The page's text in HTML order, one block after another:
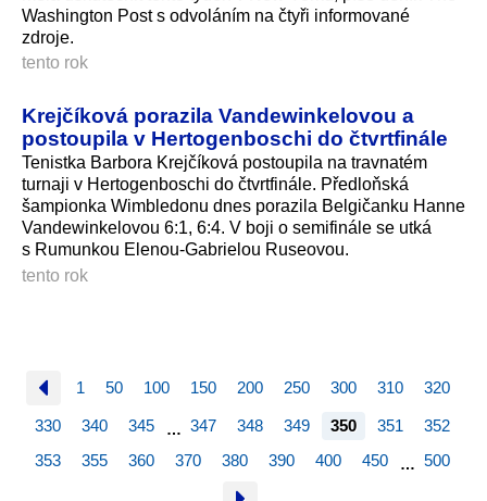
Washington Post s odvoláním na čtyři informované
zdroje.
tento rok
Krejčíková porazila Vandewinkelovou a
postoupila v Hertogenboschi do čtvrtfinále
Tenistka Barbora Krejčíková postoupila na travnatém
turnaji v Hertogenboschi do čtvrtfinále. Předloňská
šampionka Wimbledonu dnes porazila Belgičanku Hanne
Vandewinkelovou 6:1, 6:4. V boji o semifinále se utká
s Rumunkou Elenou-Gabrielou Ruseovou.
tento rok
1 50 100 150 200 250 300 310 320
330 340 345 … 347 348 349 350 351
352
353
355 360 370 380 390 400 450 … 500